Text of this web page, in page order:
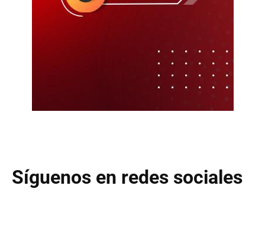
Síguenos en redes sociales